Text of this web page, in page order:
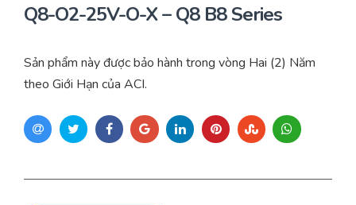
Tư vấn – Thiết kế – Cung cấp thiết bị HVAC
Thi công – Lắp đặt hệ thống HVAC
Q8-O2-25V-O-X – Q8 B8 Series
Sản phẩm này được bảo hành trong vòng Hai (2) Năm
theo Giới Hạn của ACI.